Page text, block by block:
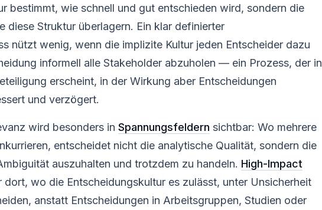
bestimmt, wie schnell und gut entschieden wird, sondern die
diese Struktur überlagern. Ein klar definierter
nützt wenig, wenn die implizite Kultur jeden Entscheider dazu
informell alle Stakeholder abzuholen — ein Prozess, der in
erscheint, in der Wirkung aber Entscheidungen
und verzögert.
wird besonders in Spannungsfeldern sichtbar: Wo mehrere
entscheidet nicht die analytische Qualität, sondern die
auszuhalten und trotzdem zu handeln. High-Impact
dort, wo die Entscheidungskultur es zulässt, unter Unsicherheit
anstatt Entscheidungen in Arbeitsgruppen, Studien oder